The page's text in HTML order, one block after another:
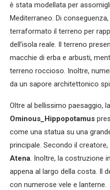
è stata modellata per
Mediterraneo. Di
terraformato il terreno per
dell’isola reale. Il terreno
macchie di erba e arbusti,
terreno roccioso. Inoltre,
da un sapore architettonico
Oltre al bellissimo paesaggio,
Ominous_Hippopotamus
come una statua su una
principale. Secondo il
Atena. Inoltre, la costruzione
appena al largo della costa. Il
con numerose vele e lanterne.